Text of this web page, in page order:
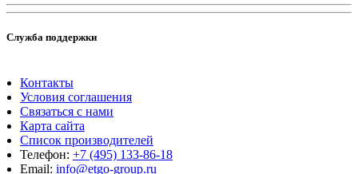
Служба поддержки
Контакты
Условия соглашения
Связаться с нами
Карта сайта
Список производителей
Телефон: +7 (495) 133-86-18
Email: info@etgo-group.ru